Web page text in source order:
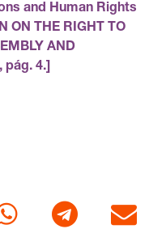
and Human Rights
ON THE RIGHT TO
AND
pág. 4.
WhatsappTelegram Correo